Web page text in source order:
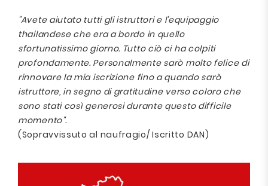
"Avete aiutato tutti gli istruttori e l'equipaggio
thailandese che era a bordo in quello
sfortunatissimo giorno. Tutto ciò ci ha colpiti
profondamente. Personalmente sarò molto felice di
rinnovare la mia iscrizione fino a quando sarò
istruttore, in segno di gratitudine verso coloro che
sono stati così generosi durante questo difficile
momento".
(Sopravvissuto al naufragio/ Iscritto DAN)